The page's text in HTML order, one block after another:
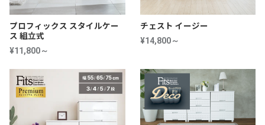
プロフィックス スタイルケー
ス 組立式
¥11,800～
チェスト イージー
¥14,800～